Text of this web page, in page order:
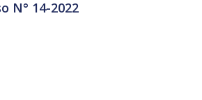
N° 14-2022